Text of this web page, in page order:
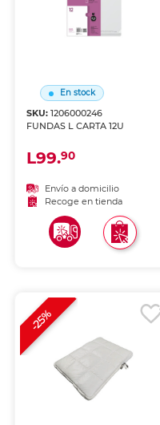
En stock
SKU:1206000246
FUNDAS L CARTA 12U
L99.90
Envío a domicilio
Recoge en tienda
-25%